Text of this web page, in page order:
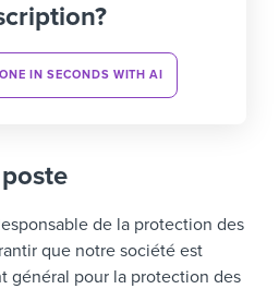
IN SECONDS WITH AI
de la protection des
que notre société est
général pour la protection des